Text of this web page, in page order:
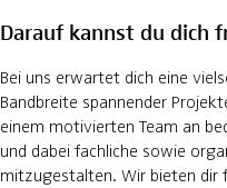
Darauf kannst du dich
Bei uns erwartet dich eine
Bandbreite spannender
einem motivierten Team an
und dabei fachliche sowie
mitzugestalten. Wir bieten dir